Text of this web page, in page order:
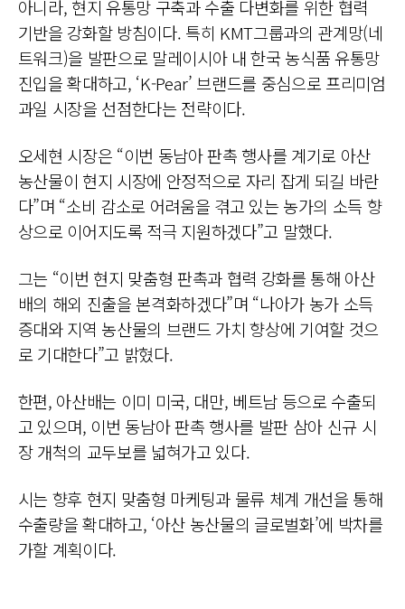
아니라, 현지 유통망 구축과 수출 다변화를 위한 협력
기반을 강화할 방침이다. 특히 KMT그룹과의 관계망(네
트워크)을 발판으로 말레이시아 내 한국 농식품 유통망
진입을 확대하고, ‘K-Pear’ 브랜드를 중심으로 프리미엄
과일 시장을 선점한다는 전략이다.
오세현 시장은 “이번 동남아 판촉 행사를 계기로 아산
농산물이 현지 시장에 안정적으로 자리 잡게 되길 바란
다”며 “소비 감소로 어려움을 겪고 있는 농가의 소득 향
상으로 이어지도록 적극 지원하겠다”고 말했다.
그는 “이번 현지 맞춤형 판촉과 협력 강화를 통해 아산
배의 해외 진출을 본격화하겠다”며 “나아가 농가 소득
증대와 지역 농산물의 브랜드 가치 향상에 기여할 것으
로 기대한다”고 밝혔다.
한편, 아산배는 이미 미국, 대만, 베트남 등으로 수출되
고 있으며, 이번 동남아 판촉 행사를 발판 삼아 신규 시
장 개척의 교두보를 넓혀가고 있다.
시는 향후 현지 맞춤형 마케팅과 물류 체계 개선을 통해
수출량을 확대하고, ‘아산 농산물의 글로벌화’에 박차를
가할 계획이다.